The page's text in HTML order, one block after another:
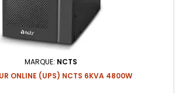
MARQUE: NCTS
ONLINE (UPS) NCTS 6KVA 4800W